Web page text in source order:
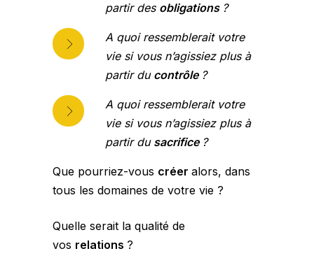
partir des obligations ?
A quoi ressemblerait votre
vie si vous n’agissiez plus à
partir du contrôle ?
A quoi ressemblerait votre
vie si vous n’agissiez plus à
partir du sacrifice ?
Que pourriez-vous créer alors, dans
tous les domaines de votre vie ?
Quelle serait la qualité de
vos relations ?